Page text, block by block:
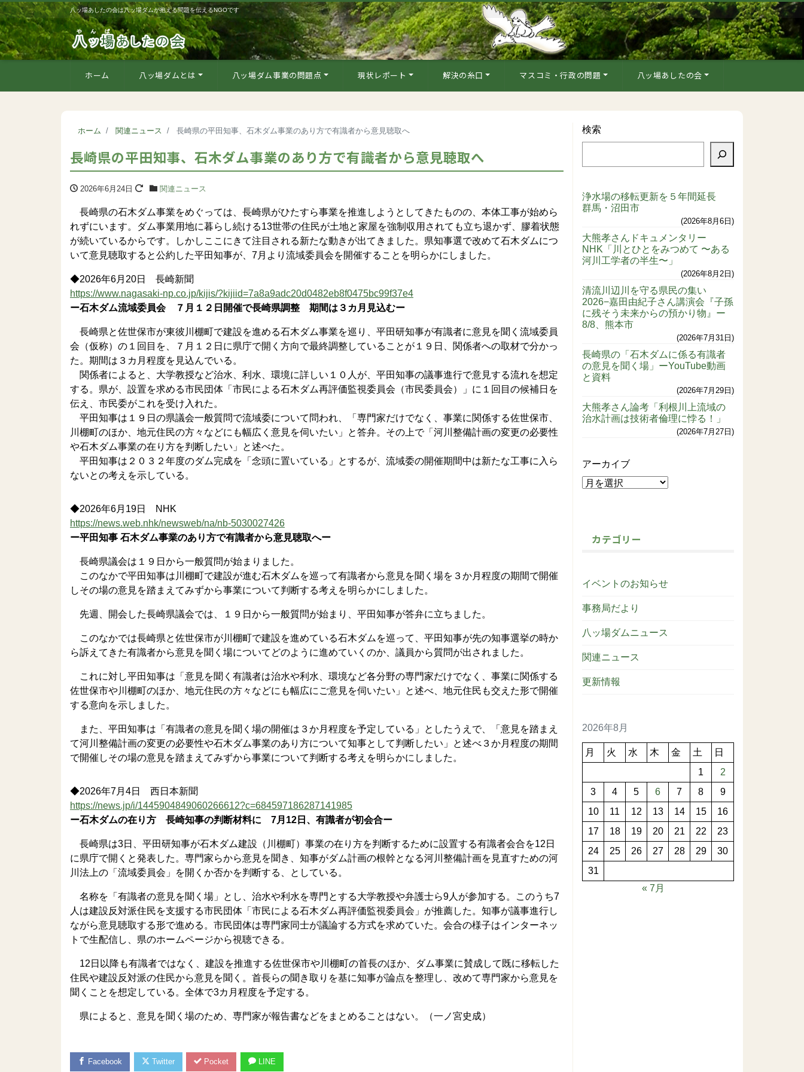
八ッ場あしたの会は八ッ場ダムが抱える問題を伝えるNGOです
ホーム 八ッ場ダムとは 八ッ場ダム事業の問題点 現状レポート 解決の糸口 マスコミ・行政の問題 八ッ場あしたの会
ホーム 関連ニュース 長崎県の平田知事、石木ダム事業のあり方で有識者から意見聴取へ
長崎県の平田知事、石木ダム事業のあり方で有識者から意見聴取へ
2026年6月24日 関連ニュース
長崎県の石木ダム事業をめぐっては、長崎県がひたすら事業を推進しようとしてきたものの、本体工事が始めら
れずにいます。ダム事業用地に暮らし続ける13世帯の住民が土地と家屋を強制収用されても立ち退かず、膠着状態
が続いているからです。しかしここにきて注目される新たな動きが出てきました。県知事選で改めて石木ダムにつ
いて意見聴取すると公約した平田知事が、7月より流域委員会を開催することを明らかにしました。
◆2026年6月20日 長崎新聞
https://www.nagasaki-np.co.jp/kijis/?kijiid=7a8a9adc20d0482eb8f0475bc99f37e4
ー石木ダム流域委員会 ７月１２日開催で長崎県調整 期間は３カ月見込むー
長崎県と佐世保市が東彼川棚町で建設を進める石木ダム事業を巡り、平田研知事が有識者に意見を聞く流域委員
会（仮称）の１回目を、７月１２日に県庁で開く方向で最終調整していることが１９日、関係者への取材で分かっ
た。期間は３カ月程度を見込んでいる。
関係者によると、大学教授など治水、利水、環境に詳しい１０人が、平田知事の議事進行で意見する流れを想定
する。県が、設置を求める市民団体「市民による石木ダム再評価監視委員会（市民委員会）」に１回目の候補日を
伝え、市民委がこれを受け入れた。
平田知事は１９日の県議会一般質問で流域委について問われ、「専門家だけでなく、事業に関係する佐世保市、
川棚町のほか、地元住民の方々などにも幅広く意見を伺いたい」と答弁。その上で「河川整備計画の変更の必要性
や石木ダム事業の在り方を判断したい」と述べた。
平田知事は２０３２年度のダム完成を「念頭に置いている」とするが、流域委の開催期間中は新たな工事に入ら
ないとの考えを示している。
◆2026年6月19日 NHK
https://news.web.nhk/newsweb/na/nb-5030027426
ー平田知事 石木ダム事業のあり方で有識者から意見聴取へー
長崎県議会は１９日から一般質問が始まりました。
このなかで平田知事は川棚町で建設が進む石木ダムを巡って有識者から意見を聞く場を３か月程度の期間で開催
しその場の意見を踏まえてみずから事業について判断する考えを明らかにしました。
先週、開会した長崎県議会では、１９日から一般質問が始まり、平田知事が答弁に立ちました。
このなかでは長崎県と佐世保市が川棚町で建設を進めている石木ダムを巡って、平田知事が先の知事選挙の時か
ら訴えてきた有識者から意見を聞く場についてどのように進めていくのか、議員から質問が出されました。
これに対し平田知事は「意見を聞く有識者は治水や利水、環境など各分野の専門家だけでなく、事業に関係する
佐世保市や川棚町のほか、地元住民の方々などにも幅広にご意見を伺いたい」と述べ、地元住民も交えた形で開催
する意向を示しました。
また、平田知事は「有識者の意見を聞く場の開催は３か月程度を予定している」としたうえで、「意見を踏まえ
て河川整備計画の変更の必要性や石木ダム事業のあり方について知事として判断したい」と述べ３か月程度の期間
で開催しその場の意見を踏まえてみずから事業について判断する考えを明らかにしました。
◆2026年7月4日 西日本新聞
https://news.jp/i/1445904849060266612?c=684597186287141985
ー石木ダムの在り方 長崎知事の判断材料に 7月12日、有識者が初会合ー
長崎県は3日、平田研知事が石木ダム建設（川棚町）事業の在り方を判断するために設置する有識者会合を12日
に県庁で開くと発表した。専門家らから意見を聞き、知事がダム計画の根幹となる河川整備計画を見直すための河
川法上の「流域委員会」を開くか否かを判断する、としている。
名称を「有識者の意見を聞く場」とし、治水や利水を専門とする大学教授や弁護士ら9人が参加する。このうち7
人は建設反対派住民を支援する市民団体「市民による石木ダム再評価監視委員会」が推薦した。知事が議事進行し
ながら意見聴取する形で進める。市民団体は専門家同士が議論する方式を求めていた。会合の様子はインターネッ
トで生配信し、県のホームページから視聴できる。
12日以降も有識者ではなく、建設を推進する佐世保市や川棚町の首長のほか、ダム事業に賛成して既に移転した
住民や建設反対派の住民から意見を聞く。首長らの聞き取りを基に知事が論点を整理し、改めて専門家から意見を
聞くことを想定している。全体で3カ月程度を予定する。
県によると、意見を聞く場のため、専門家が報告書などをまとめることはない。（一ノ宮史成）
Facebook Twitter Pocket LINE
検索
浄水場の移転更新を５年間延長
群馬・沼田市
2026年8月6日
大熊孝さんドキュメンタリー
NHK「川とひとをみつめて 〜ある
河川工学者の半生〜」
2026年8月2日
清流川辺川を守る県民の集い
2026−嘉田由紀子さん講演会『子孫
に残そう未来からの預かり物』ー
8/8、熊本市
2026年7月31日
長崎県の「石木ダムに係る有識者
の意見を聞く場」ーYouTube動画
と資料
2026年7月29日
大熊孝さん論考「利根川上流域の
治水計画は技術者倫理に悖る！」
2026年7月27日
アーカイブ
カテゴリー
イベントのお知らせ
事務局だより
八ッ場ダムニュース
関連ニュース
更新情報
2026年8月
月 火 水 木 金 土
日
1
2
3
4 5 6 7 8
9
10
11 12 13 14 15
16
17
18 19 20 21 22
23
24
25 26 27 28 29
30
31
« 7月